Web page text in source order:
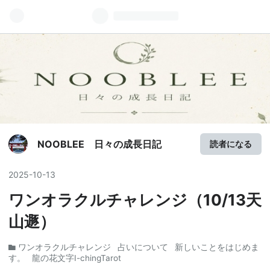
NOOBLEE 日々の成長日記 読者になる
2025-10-13
ワンオラクルチャレンジ（10/13天
山遯）
ワンオラクルチャレンジ 占いについて
新しいことをはじめま
す。
龍の花文字I-chingTarot